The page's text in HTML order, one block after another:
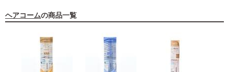
ヘアコームの商品一覧